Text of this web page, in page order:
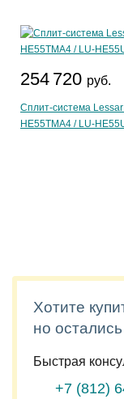
254 720 руб.
Сплит-система
HE55TMA4 / LU-
Хотите
но
Быстрая
+7 (812)